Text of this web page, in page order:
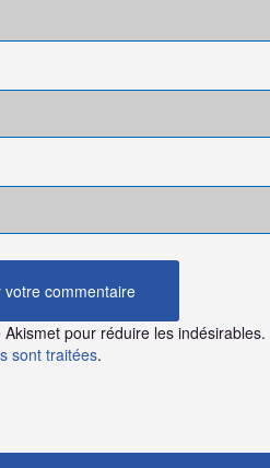
Akismet pour réduire les indésirables.
sont traitées.